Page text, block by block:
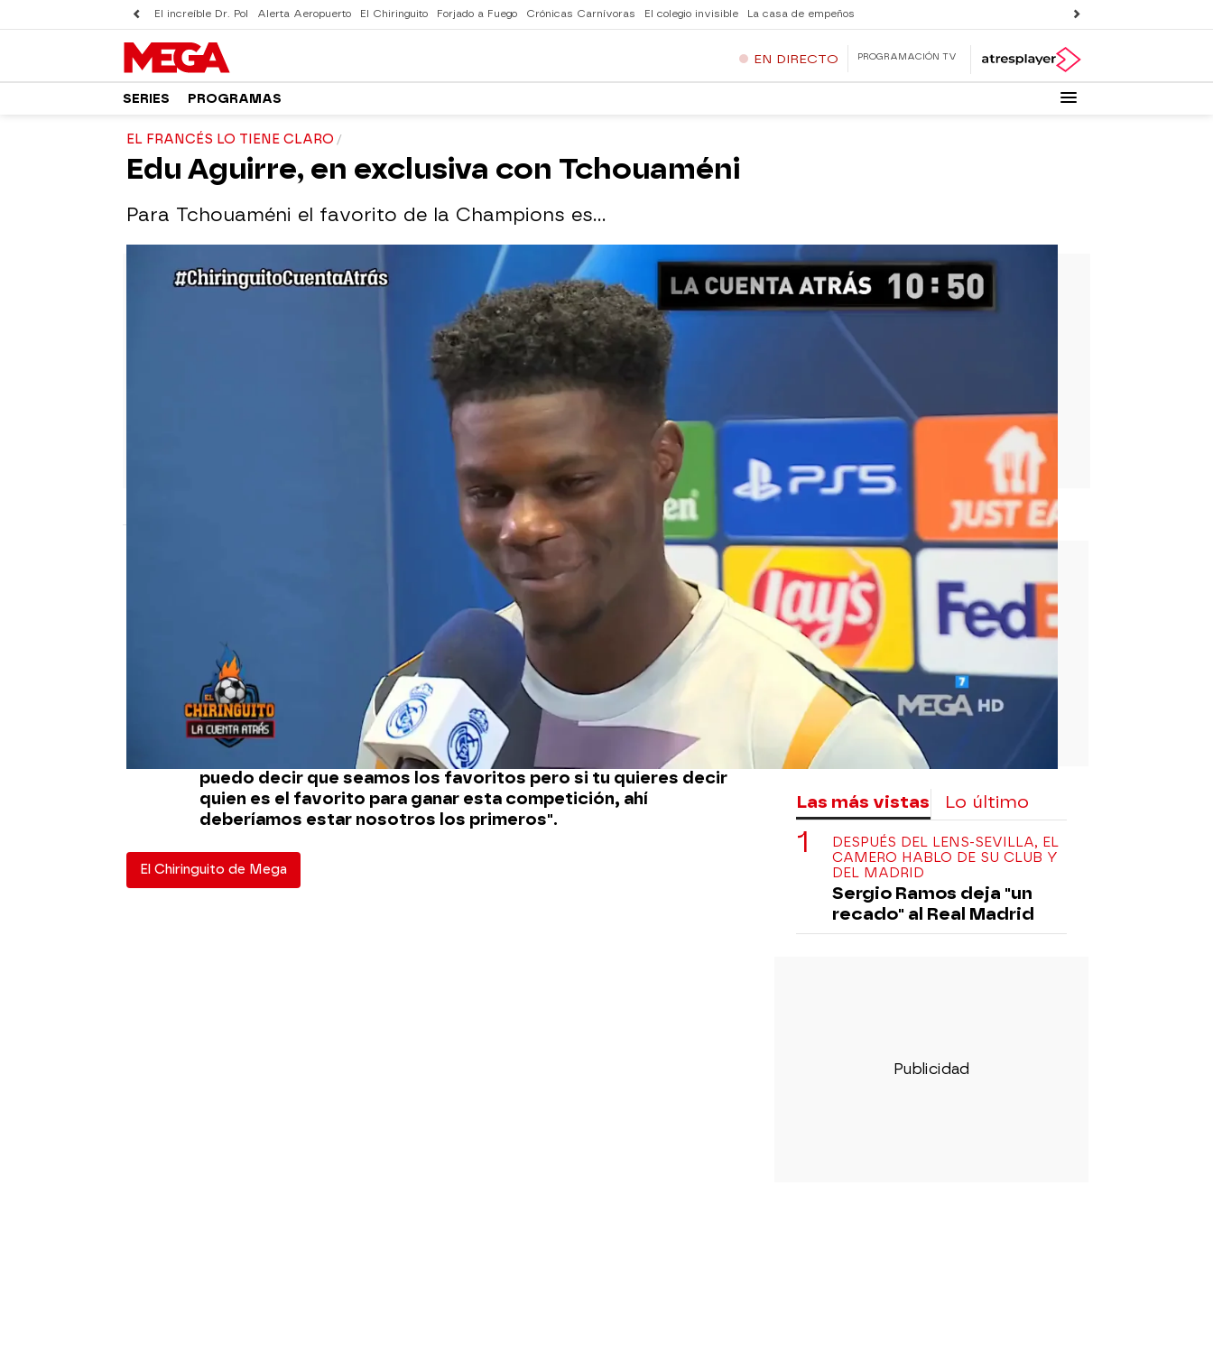
El increíble Dr. Pol Alerta Aeropuerto El Chiringuito Forjado a Fuego Crónicas Carnívoras El colegio invisible La casa de empeños
EN DIRECTO PROGRAMACIÓN TV
SERIES PROGRAMAS
EL FRANCÉS LO TIENE CLARO
Edu Aguirre, en exclusiva con Tchouaméni
Para Tchouaméni el favorito de la Champions es...
WhatsappFacebook Flipboard
'El Chiringuito de Jugones
entrevistó a
Tchouaménial término del partido y le dijo lo
siguiente:
"¿Cuándo hablan de que el Manchester City le
pasaría por encima al Real Madrid en Champions...?"
A esa pregunta, el centrocampista se quedó en cuadros y
"Yo no creo eso. El Madrid tiene 14 Champions. No
puedo decir que seamos los favoritos pero si tu quieres decir
quien es el favorito para ganar esta competición, ahí
deberíamos estar nosotros los primeros".
El Chiringuito de Mega
Las más vistas Lo último
DESPUÉS DEL LENS-SEVILLA, EL
CAMERO HABLO DE SU CLUB Y
DEL MADRID
Sergio Ramos deja "un
recado" al Real Madrid